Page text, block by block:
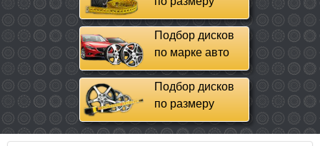
Подбор дисков
по марке авто
Подбор дисков
по размеру